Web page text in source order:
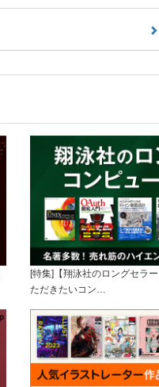
[特集]【翔泳社のロングセラ
ただきたいコン…